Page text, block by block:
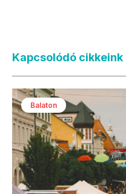
Kapcsolódó cikkeink
Balaton